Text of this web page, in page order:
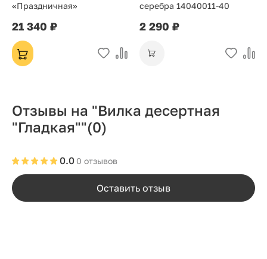
«Праздничная»
21 340 ₽
серебра 14040011-40
2 290 ₽
Отзывы на "Вилка десертная
"Гладкая""(0)
0 отзывов
0.0
Оставить отзыв